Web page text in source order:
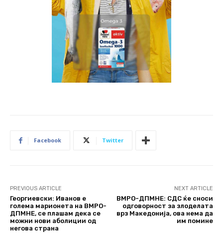
Facebook Twitter
PREVIOUS ARTICLE
Георгиевски: Иванов е
голема марионета на ВМРО-
ДПМНЕ, се плашам дека се
можни нови аболиции од
негова страна
NEXT ARTICLE
ВМРО-ДПМНЕ: СДС ќе сноси
одговорност за злоделата
врз Македонија, ова нема да
им помине